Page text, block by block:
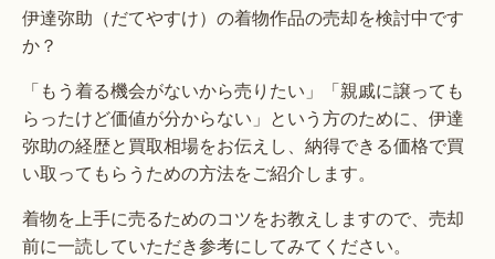
伊達弥助（だてやすけ）の着物作品の売却を検討中です
か？
「もう着る機会がないから売りたい」「親戚に譲っても
らったけど価値が分からない」という方のために、伊達
弥助の経歴と買取相場をお伝えし、納得できる価格で買
い取ってもらうための方法をご紹介します。
着物を上手に売るためのコツをお教えしますので、売却
前に一読していただき参考にしてみてください。